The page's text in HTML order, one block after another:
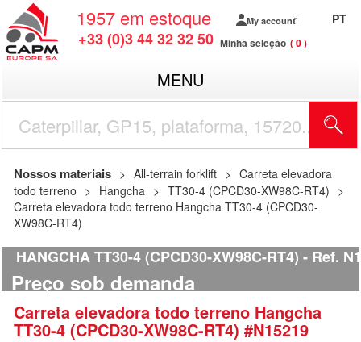
1957 em estoque
+33 (0)3 44 32 32 50
My account
Minha seleção 0
PT
MENU
Nossos materiais All-terrain forklift
Carreta elevadora
todo terreno
Hangcha
TT30-4 (CPCD30-XW98C-RT4)
Carreta elevadora todo terreno Hangcha TT30-4 (CPCD30-
XW98C-RT4)
HANGCHA TT30-4 (CPCD30-XW98C-RT4) Ref.
Preço sob demanda
Carreta elevadora todo terreno Hangcha
TT30-4 (CPCD30-XW98C-RT4) #N15219